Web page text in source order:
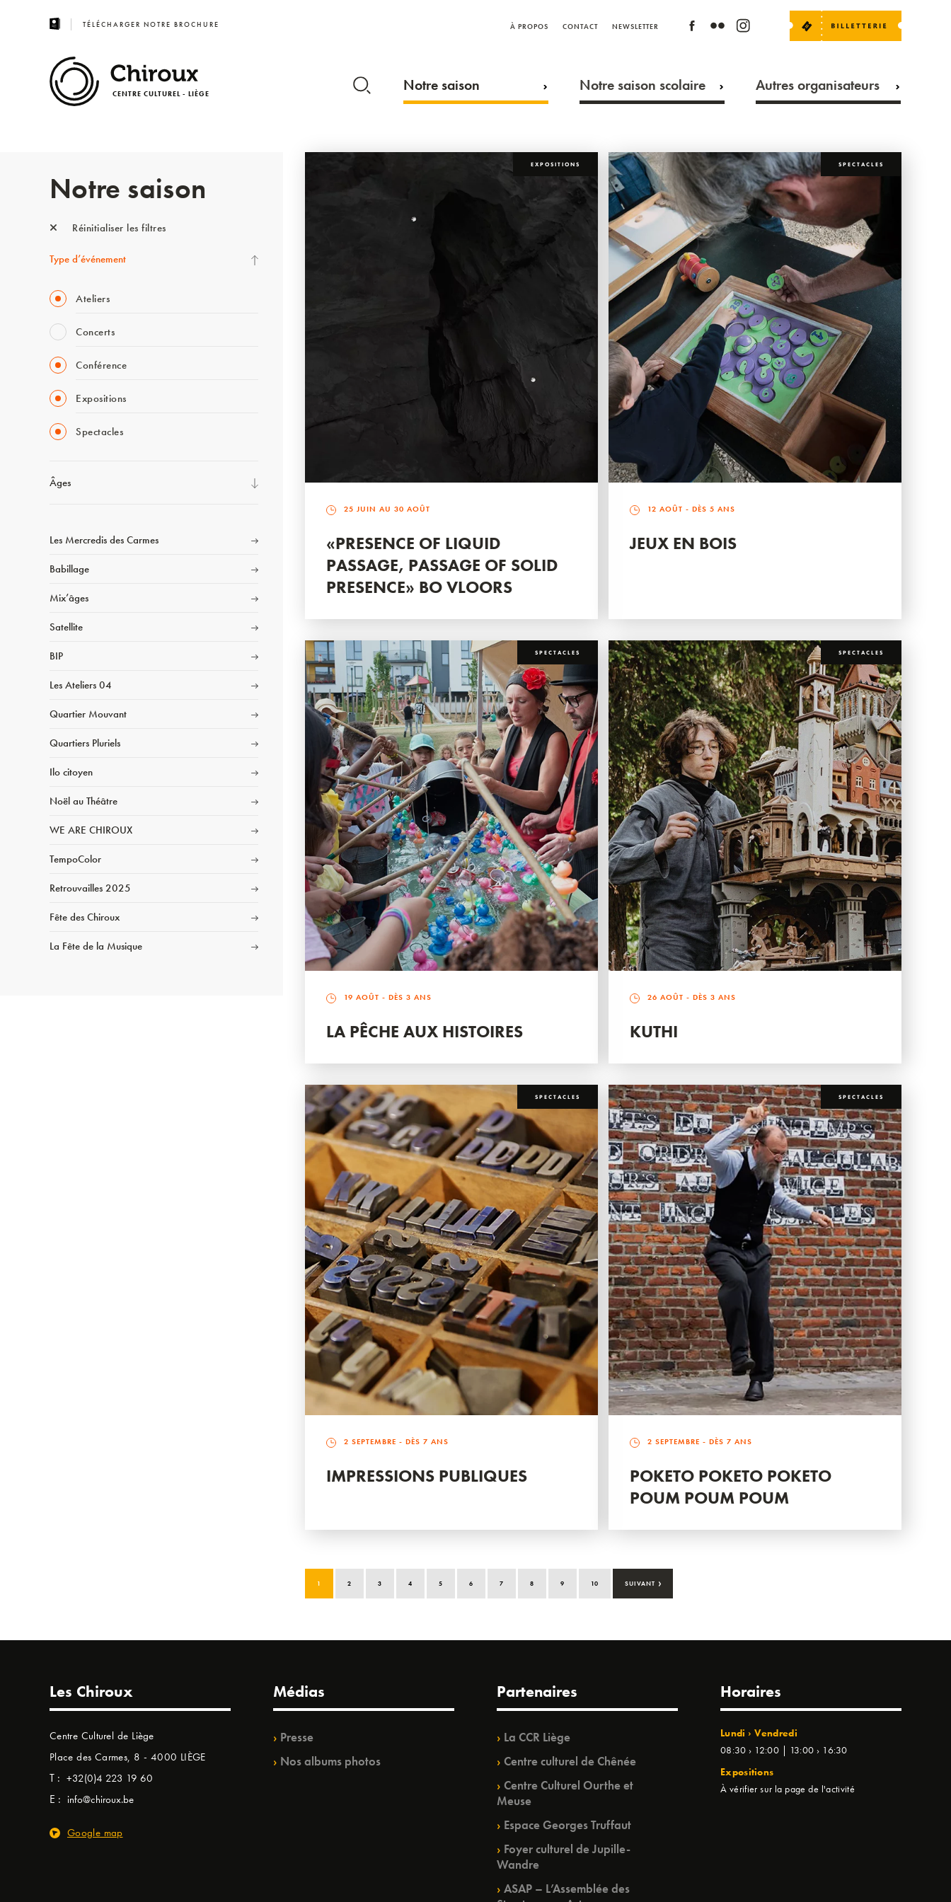
TÉLÉCHARGER NOTRE BROCHURE À PROPOS CONTACT NEWSLETTER
CENTRE CULTUREL - LIÈGE Notre saison Notre saison scolaire Autres organisateurs
Notre saison
Réinitialiser les filtres
Type d’événement
Ateliers
Concerts
Conférence
Expositions
Spectacles
Âges
Les Mercredis des Carmes
Babillage
Mix’âges
Satellite
BIP
Les Ateliers 04
Quartier Mouvant
Quartiers Pluriels
Ilo citoyen
Noël au Théâtre
WE ARE CHIROUX
TempoColor
Retrouvailles 2025
Fête des Chiroux
La Fête de la Musique
EXPOSITIONS
25 JUIN AU 30 AOÛT
«PRESENCE OF LIQUID
PASSAGE, PASSAGE OF SOLID
PRESENCE» BO VLOORS
SPECTACLES
12 AOÛT - DÈS 5 ANS
JEUX EN BOIS
SPECTACLES
19 AOÛT - DÈS 3 ANS
LA PÊCHE AUX HISTOIRES
SPECTACLES
26 AOÛT - DÈS 3 ANS
KUTHI
SPECTACLES
2 SEPTEMBRE - DÈS 7 ANS
IMPRESSIONS PUBLIQUES
SPECTACLES
2 SEPTEMBRE - DÈS 7 ANS
POKETO POKETO POKETO
POUM POUM POUM
1 2 3 4 5 6 7 8 9 10 SUIVANT ›
Les Chiroux
Centre Culturel de Liège
Place des Carmes, 8 - 4000 LIÈGE
T : +32(0)4 223 19 60
E : info@chiroux.be
Google map
Médias
Presse
Nos albums photos
Partenaires
La CCR Liège
Centre culturel de Chênée
Centre Culturel Ourthe et
Meuse
Espace Georges Truffaut
Foyer culturel de Jupille-
Wandre
ASAP – L’Assemblée des
Horaires
Lundi › Vendredi
08:30 › 12:00 | 13:00 › 16:30
Expositions
À vérifier sur la page de l'activité